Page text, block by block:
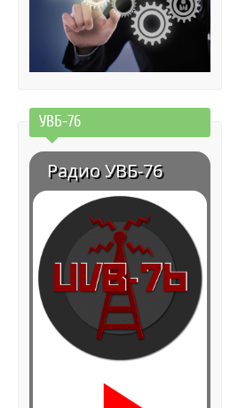
УВБ-76
Радио УВБ-76